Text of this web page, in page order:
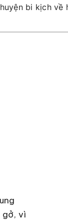
bi kịch về
gở, vì